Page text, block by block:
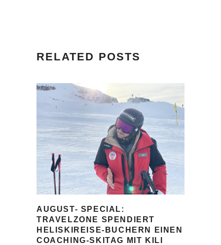
RELATED POSTS
AUGUST- SPECIAL:
TRAVELZONE SPENDIERT
HELISKIREISE-BUCHERN EINEN
COACHING-SKITAG MIT KILI